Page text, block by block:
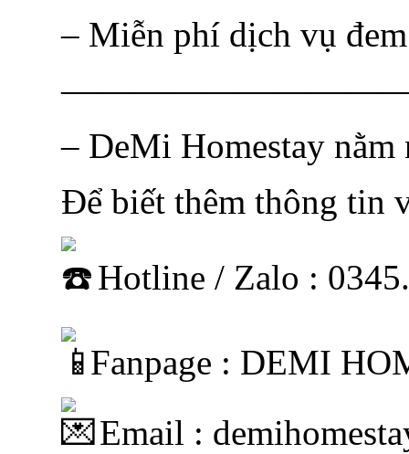
– Miễn phí dịch vụ
– DeMi Homestay
Để biết thêm thông tin
Hotline / Zalo :
Fanpage : DEMI
Email :